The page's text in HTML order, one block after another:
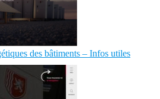
des bâtiments – Infos utiles